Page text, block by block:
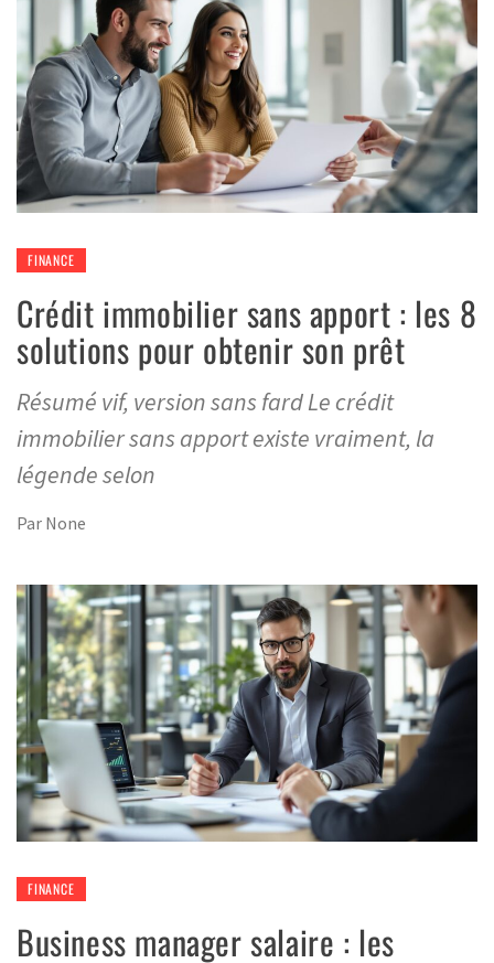
FINANCE
Crédit immobilier sans apport : les 8
solutions pour obtenir son prêt
Résumé vif, version sans fard Le crédit
immobilier sans apport existe vraiment, la
légende selon
Par None
FINANCE
Business manager salaire : les